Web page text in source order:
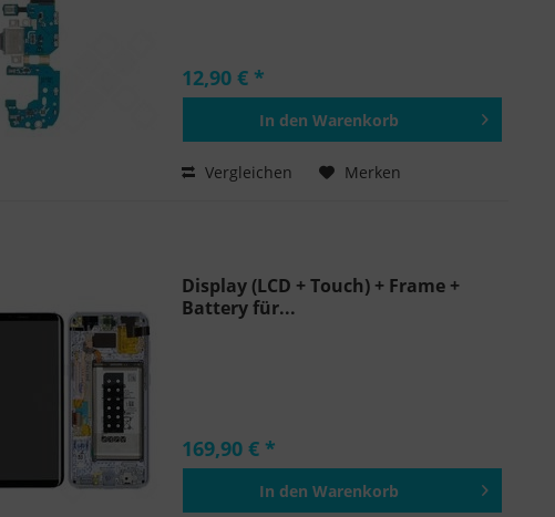
12,90 € *
In den Warenkorb
Hinzugefügt
Vergleichen Merken
Display (LCD + Touch) + Frame +
Battery für...
169,90 € *
In den Warenkorb